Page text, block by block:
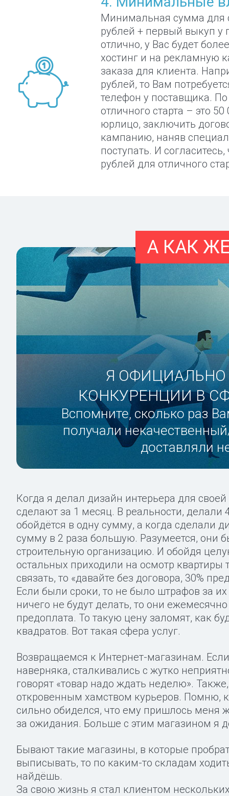
Минимальная сумма для
рублей + первый выкуп у
отлично, у Вас будет
хостинг и на рекламную
заказа для клиента.
рублей, то Вам
телефон у поставщика.
отличного старта – это
юрлицо, заключить
кампанию, наняв
поступать. И
рублей для отличного
А КАК
Я ОФИЦИАЛЬНО
КОНКУРЕНЦИИ В
Вспомните, сколько раз
получали
доставляли
Когда я делал дизайн интерьера для
сделают за 1 месяц. В реальности,
обойдётся в одну сумму, а когда сделали
сумму в 2 раза большую. Разумеется, они
строительную организацию. И обойдя
остальных приходили на осмотр квартиры
связать, то «давайте без договора, 30%
Если были сроки, то не было штрафов за
ничего не будут делать, то они
предоплата. То такую цену заломят, как
квадратов. Вот такая сфера услуг.
Возвращаемся к Интернет-магазинам.
наверняка, сталкивались с жутко
говорят «товар надо ждать неделю».
откровенным хамством курьеров. Помню,
сильно обиделся, что ему пришлось меня
за ожидания. Больше с этим магазином я
Бывают такие магазины, в которые
выписывать, то по каким-то складам
найдёшь.
За свою жизнь я стал клиентом